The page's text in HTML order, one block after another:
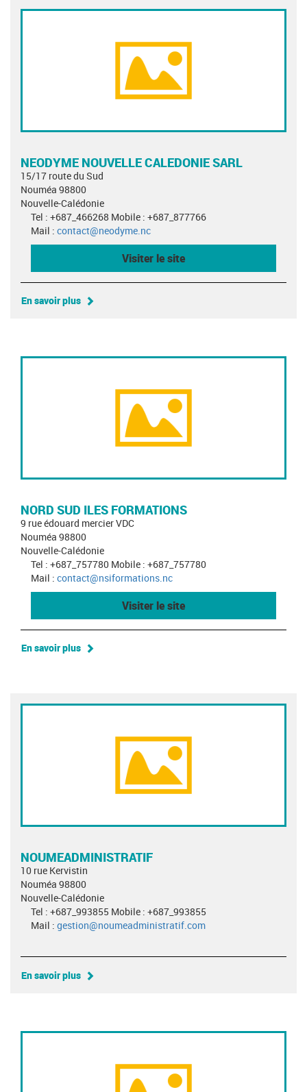
NEODYME NOUVELLE CALEDONIE SARL
15/17 route du Sud
Nouméa 98800
Nouvelle-Calédonie
Tel : +687_466268 Mobile : +687_877766
Mail : contact@neodyme.nc
Visiter le site
En savoir plus
NORD SUD ILES FORMATIONS
9 rue édouard mercier VDC
Nouméa 98800
Nouvelle-Calédonie
Tel : +687_757780 Mobile : +687_757780
Mail : contact@nsiformations.nc
Visiter le site
En savoir plus
NOUMEADMINISTRATIF
10 rue Kervistin
Nouméa 98800
Nouvelle-Calédonie
Tel : +687_993855 Mobile : +687_993855
Mail : gestion@noumeadministratif.com
En savoir plus